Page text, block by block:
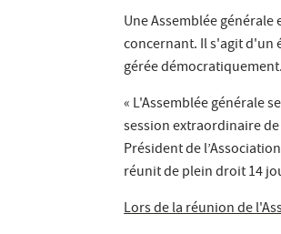
Une Assemblée
concernant. Il s'agit d'un
gérée démocratiquement.
« L'Assemblée générale
session extraordinaire
Président de
réunit de plein droit 14
Lors de la réunion de